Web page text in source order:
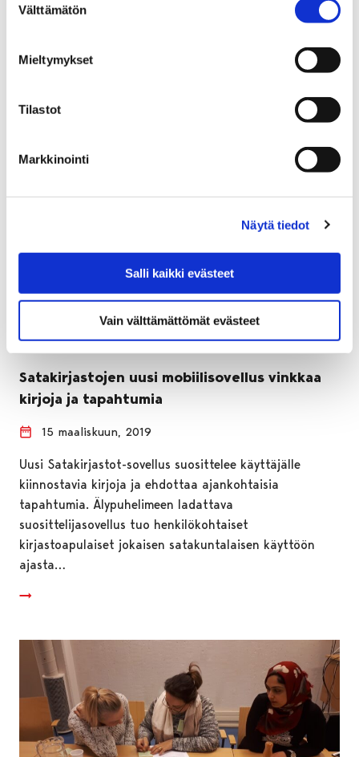
valinta
Välttämätön
Mieltymykset
Tilastot
Markkinointi
Näytä tiedot
Salli kaikki evästeet
Vain välttämättömät evästeet
Perusturvan terveys- ja sairaalapalveluissa otettiin
Satakirjastojen uusi mobiilisovellus vinkkaa
kirjoja ja tapahtumia
15 maaliskuun, 2019
Uusi Satakirjastot-sovellus suosittelee käyttäjälle
kiinnostavia kirjoja ja ehdottaa ajankohtaisia
tapahtumia. Älypuhelimeen ladattava
suosittelijasovellus tuo henkilökohtaiset
kirjastoapulaiset jokaisen satakuntalaisen käyttöön
ajasta…